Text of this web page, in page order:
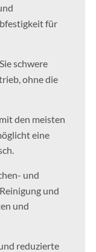
für
schwere
ohne die
den meisten
eine
und
und
und
reduzierte